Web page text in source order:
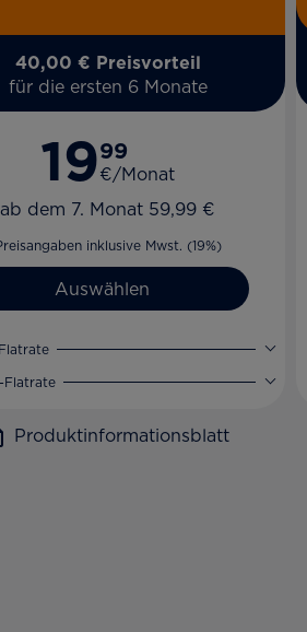
40,00 € Preisvorteil
für die ersten 6 Monate
1999
€/Monat
ab dem 7. Monat 59,99 €
inklusive Mwst. (19%)
Auswählen
Flatrate
Produktinformationsblatt